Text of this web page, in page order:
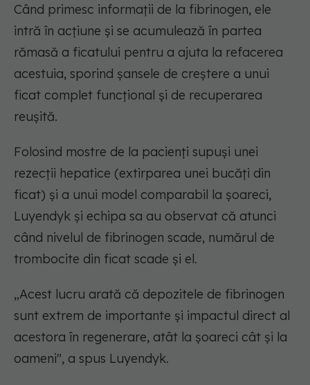
Când primesc informații de la fibrinogen, ele
intră în acțiune și se acumulează în partea
rămasă a ficatului pentru a ajuta la refacerea
acestuia, sporind șansele de creștere a unui
ficat complet funcțional și de recuperarea
reușită.
Folosind mostre de la pacienți supuși unei
rezecții hepatice (extirparea unei bucăți din
ficat) și a unui model comparabil la șoareci,
Luyendyk și echipa sa au observat că atunci
când nivelul de fibrinogen scade, numărul de
trombocite din ficat scade și el.
„Acest lucru arată că depozitele de fibrinogen
sunt extrem de importante și impactul direct al
acestora în regenerare, atât la șoareci cât și la
oameni", a spus Luyendyk.